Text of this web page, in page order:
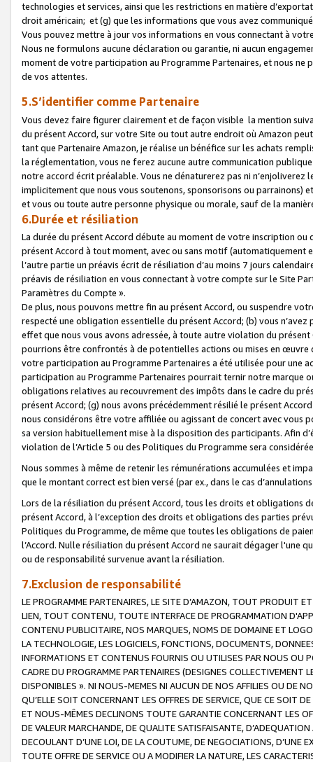
technologies et services, ainsi que les restrictions en matière
droit américain; et (g) que les informations que vous avez
Vous pouvez mettre à jour vos informations en vous connectant à
Nous ne formulons aucune déclaration ou garantie, ni aucun
moment de votre participation au Programme Partenaires, et nous
de vos attentes.
5.S’identifier comme Partenaire
Vous devez faire figurer clairement et de façon visible la mention
du présent Accord, sur votre Site ou tout autre endroit où Amazon
tant que Partenaire Amazon, je réalise un bénéfice sur les achats
la réglementation, vous ne ferez aucune autre communication
notre accord écrit préalable. Vous ne dénaturerez pas ni
implicitement que nous vous soutenons, sponsorisons ou parrainons)
et vous ou toute autre personne physique ou morale, sauf de la
6.Durée et résiliation
La durée du présent Accord débute au moment de votre inscription
présent Accord à tout moment, avec ou sans motif (automatiquement
l’autre partie un préavis écrit de résiliation d’au moins 7 jours
préavis de résiliation en vous connectant à votre compte sur le Site
Paramètres du Compte ».
De plus, nous pouvons mettre fin au présent Accord, ou suspendre
respecté une obligation essentielle du présent Accord; (b) vous
effet que nous vous avons adressée, à toute autre violation du
pourrions être confrontés à de potentielles actions ou mises en
votre participation au Programme Partenaires a été utilisée pour une
participation au Programme Partenaires pourrait ternir notre marque
obligations relatives au recouvrement des impôts dans le cadre du
présent Accord; (g) nous avons précédemment résilié le présent
nous considérons être votre affiliée ou agissant de concert avec vous
sa version habituellement mise à la disposition des participants. Afin
violation de l’Article 5 ou des Politiques du Programme sera
Nous sommes à même de retenir les rémunérations accumulées et
que le montant correct est bien versé (par ex., dans le cas
Lors de la résiliation du présent Accord, tous les droits et obligations
présent Accord, à l’exception des droits et obligations des parties
Politiques du Programme, de même que toutes les obligations de
l’Accord. Nulle résiliation du présent Accord ne saurait dégager l'une
ou de responsabilité survenue avant la résiliation.
7.Exclusion de responsabilité
LE PROGRAMME PARTENAIRES, LE SITE D’AMAZON, TOUT PRODUIT
LIEN, TOUT CONTENU, TOUTE INTERFACE DE PROGRAMMATION
CONTENU PUBLICITAIRE, NOS MARQUES, NOMS DE DOMAINE ET
LA TECHNOLOGIE, LES LOGICIELS, FONCTIONS, DOCUMENTS,
INFORMATIONS ET CONTENUS FOURNIS OU UTILISES PAR NOUS OU
CADRE DU PROGRAMME PARTENAIRES (DESIGNES COLLECTIVEMENT
DISPONIBLES ». NI NOUS-MEMES NI AUCUN DE NOS AFFILIES OU DE
QU’ELLE SOIT CONCERNANT LES OFFRES DE SERVICE, QUE CE SOIT
ET NOUS-MÊMES DECLINONS TOUTE GARANTIE CONCERNANT LES
DE VALEUR MARCHANDE, DE QUALITE SATISFAISANTE,
DECOULANT D’UNE LOI, DE LA COUTUME, DE NEGOCIATIONS, D’UNE
TOUTE OFFRE DE SERVICE OU A MODIFIER LA NATURE, LES